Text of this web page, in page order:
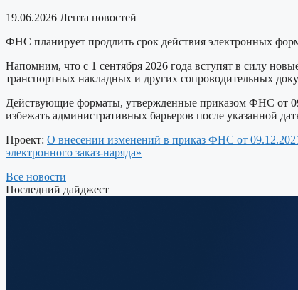
19.06.2026 Лента новостей
ФНС планирует продлить срок действия электронных
Напомним, что с 1 сентября 2026 года вступят в силу
транспортных накладных и других сопроводительных
Действующие форматы, утвержденные приказом ФНС от
избежать административных барьеров после указанной
Проект: О внесении изменений в приказ ФНС от
электронного заказ-наряда»
Все новости
Последний дайджест